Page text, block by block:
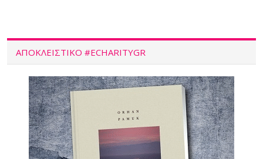
ΑΠΟΚΛΕΙΣΤΙΚΌ #ECHARITYGR